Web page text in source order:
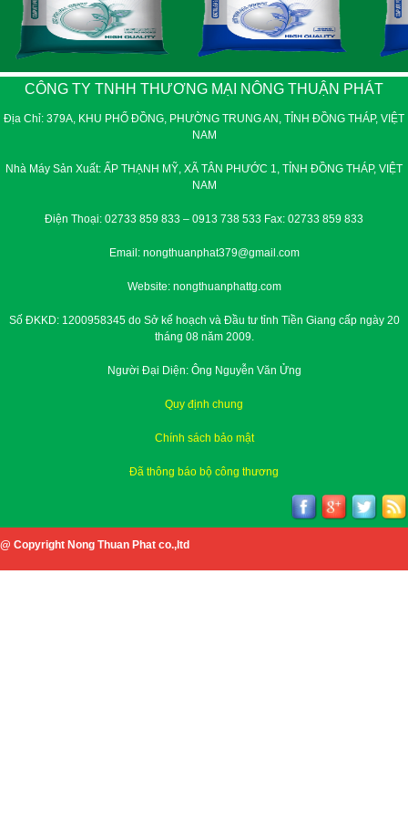
CÔNG TY TNHH THƯƠNG MẠI NÔNG THUẬN PHÁT
Địa Chỉ: 379A, KHU PHỐ ĐỒNG, PHƯỜNG TRUNG AN, TỈNH ĐỒNG THÁP, VIỆT
NAM
Nhà Máy Sản Xuất: ẤP THẠNH MỸ, XÃ TÂN PHƯỚC 1, TỈNH ĐỒNG THÁP, VIỆT
NAM
Điện Thoại: 02733 859 833 – 0913 738 533 Fax: 02733 859 833
Email: nongthuanphat379@gmail.com
Website: nongthuanphattg.com
Số ĐKKD: 1200958345 do Sở kế hoạch và Đầu tư tỉnh Tiền Giang cấp ngày 20
tháng 08 năm 2009.
Người Đại Diện: Ông Nguyễn Văn Ửng
Quy định chung
Chính sách bảo mật
Đã thông báo bộ công thương
@ Copyright Nong Thuan Phat co.,ltd